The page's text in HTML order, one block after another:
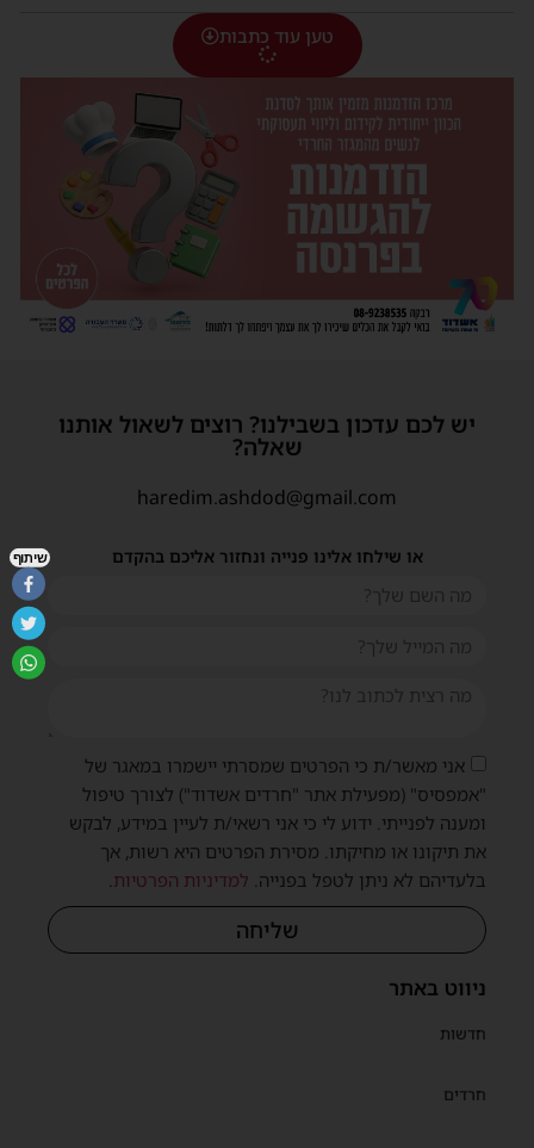
טען עוד כתבות
ניווט באתר
חדשות
חרדים
יש לכם עדכון בשבילנו? רוצים לשאול אותנו
שאלה?
haredim.ashdod@gmail.com
או שילחו אלינו פנייה ונחזור אליכם בהקדם
אני מאשר/ת כי הפרטים שמסרתי יישמרו במאגר של
"אמפסיס" (מפעילת אתר "חרדים אשדוד") לצורך טיפול
ומענה לפנייתי. ידוע לי כי אני רשאי/ת לעיין במידע, לבקש
את תיקונו או מחיקתו. מסירת הפרטים היא רשות, אך
בלעדיהם לא ניתן לטפל בפנייה. למדיניות הפרטיות.
שליחה
שיתוף